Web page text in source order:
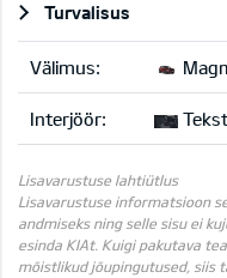
Turvalisus
Välimus:
Interjöör:
Lisavarustuse lahtiütlus
Lisavarustuse informatsioon
andmiseks ning selle sisu ei
esinda KIAt. Kuigi pakutava
mõistlikud jõupingutused, siis